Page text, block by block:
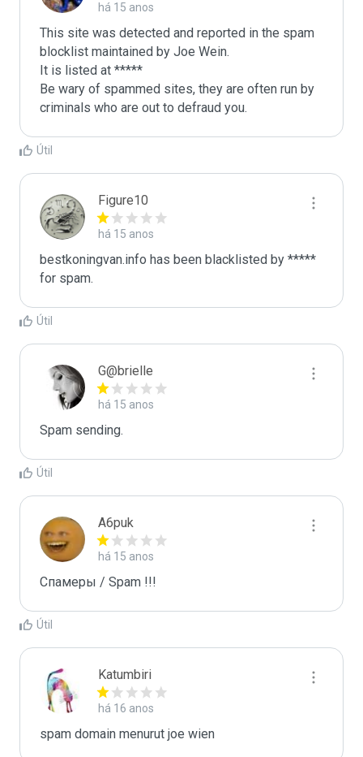
há 15 anos
This site was detected and reported in the spam
blocklist maintained by Joe Wein.
It is listed at *****
Be wary of spammed sites, they are often run by
criminals who are out to defraud you.
Útil
Figure10
há 15 anos
bestkoningvan.info has been blacklisted by *****
for spam.
Útil
G@brielle
há 15 anos
Spam sending.
Útil
A6puk
há 15 anos
Спамеры / Spam !!!
Útil
Katumbiri
há 16 anos
spam domain menurut joe wien